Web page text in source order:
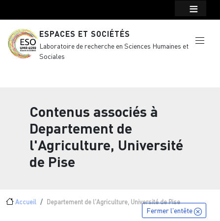
ESPACES ET SOCIÉTÉS
Laboratoire de recherche en Sciences Humaines et
Sociales
Contenus associés à
Departement de
l'Agriculture, Université
de Pise
Fil d'Ariane
Accueil Departement de l'Agriculture, Université de Pise
Fermer l'entête